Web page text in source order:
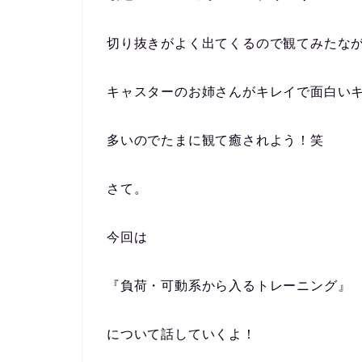
切り抜きがよく出てくるので観てみたなが
キャスターのお姉さんがキレイで面白い
多いのでたまに観て癒されよう！笑
さて。
今回は
『負荷・可動系から入るトレーニング』
について話していくよ！